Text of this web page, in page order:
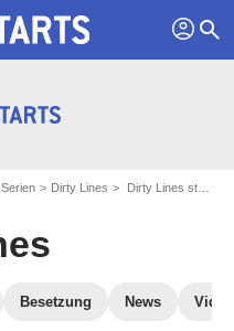
profil search
Dirty Lines Dirty Lines streamen
Besetzung News